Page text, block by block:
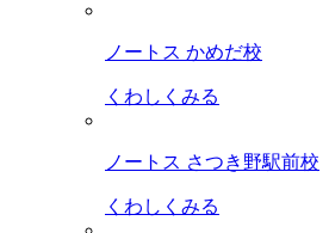
ノートス かめだ校
くわしくみる
ノートス さつき野駅前校
くわしくみる